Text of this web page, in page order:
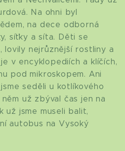
Na ohni byl
na dece odborná
síťky a síta. Děti se
lovily nejrůznější rostliny a
v encyklopediích a klíčích,
pod mikroskopem. Ani
seděli u kotlíkového
už zbýval čas jen na
už jsme museli balit,
autobus na Vysoký